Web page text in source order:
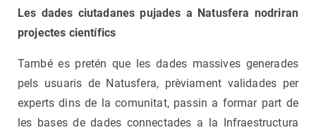
Les dades ciutadanes pujades a Natusfera nodriran
projectes científics
També es pretén que les dades massives generades
pels usuaris de Natusfera, prèviament validades per
experts dins de la comunitat, passin a formar part de
les bases de dades connectades a la Infraestructura